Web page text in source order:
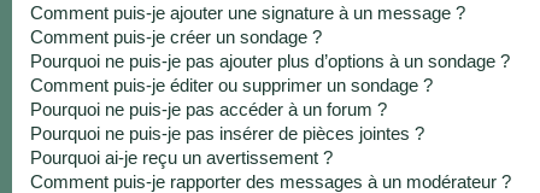
Comment puis-je ajouter une signature à un message ?
Comment puis-je créer un sondage ?
Pourquoi ne puis-je pas ajouter plus d’options à un sondage ?
Comment puis-je éditer ou supprimer un sondage ?
Pourquoi ne puis-je pas accéder à un forum ?
Pourquoi ne puis-je pas insérer de pièces jointes ?
Pourquoi ai-je reçu un avertissement ?
Comment puis-je rapporter des messages à un modérateur ?